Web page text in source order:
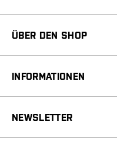
ÜBER DEN SHOP
INFORMATIONEN
NEWSLETTER